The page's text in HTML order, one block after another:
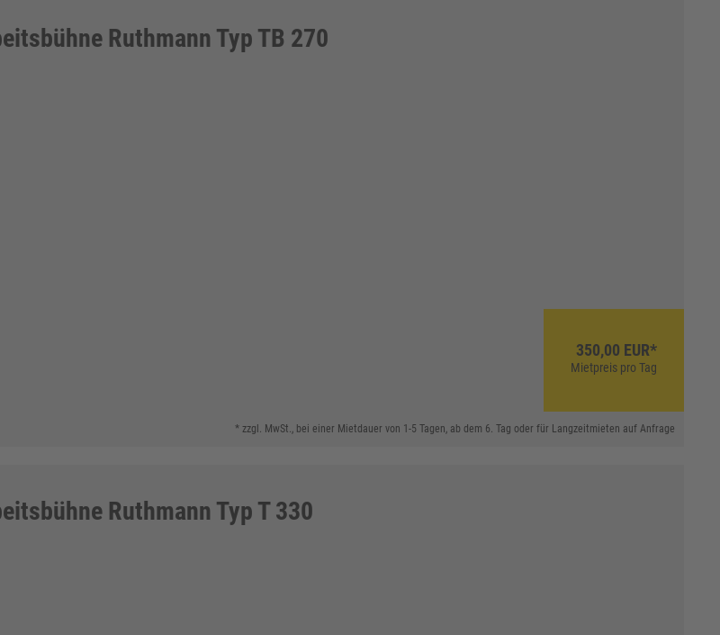
Ruthmann Typ TB 270
350,00 EUR*
Mietpreis pro Tag
* zzgl. MwSt., bei einer Mietdauer von 1-5 Tagen, ab dem 6. Tag oder für Langzeitmieten auf Anfrage
Ruthmann Typ T 330